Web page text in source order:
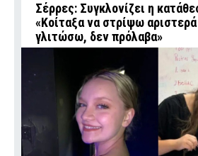
Σέρρες: Συγκλονίζει η
«Κοίταξα να στρίψω αριστερά
γλιτώσω, δεν πρόλαβα»